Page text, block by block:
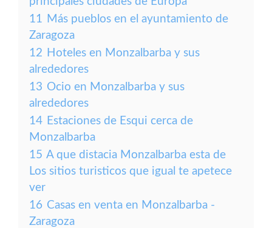
11 Más pueblos en el ayuntamiento de
Zaragoza
12 Hoteles en Monzalbarba y sus
alrededores
13 Ocio en Monzalbarba y sus
alrededores
14 Estaciones de Esqui cerca de
Monzalbarba
15 A que distacia Monzalbarba esta de
Los sitios turisticos que igual te apetece
ver
16 Casas en venta en Monzalbarba -
Zaragoza